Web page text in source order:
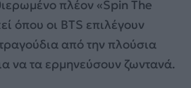
πλέον «Spin The
όπου οι BTS επιλέγουν
από την πλούσια
να τα ερμηνεύσουν ζωντανά.